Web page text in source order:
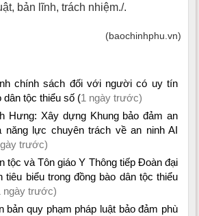
bản lĩnh, trách nhiệm./.
(baochinhphu.vn)
chính sách đối với người có uy tín
dân tộc thiểu số (1 ngày trước)
Hưng: Xây dựng Khung bảo đảm an
năng lực chuyên trách về an ninh AI
trước)
tộc và Tôn giáo Y Thông tiếp Đoàn đại
biểu trong đồng bào dân tộc thiểu
ngày trước)
bản quy phạm pháp luật bảo đảm phù